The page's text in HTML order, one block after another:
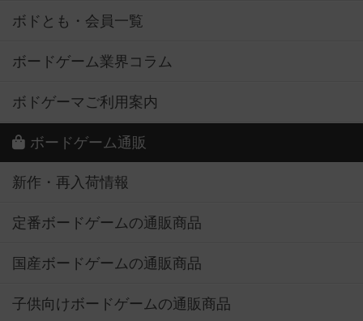
ボドとも・会員一覧
ボードゲーム業界コラム
ボドゲーマご利用案内
ボードゲーム通販
新作・再入荷情報
定番ボードゲームの通販商品
国産ボードゲームの通販商品
子供向けボードゲームの通販商品